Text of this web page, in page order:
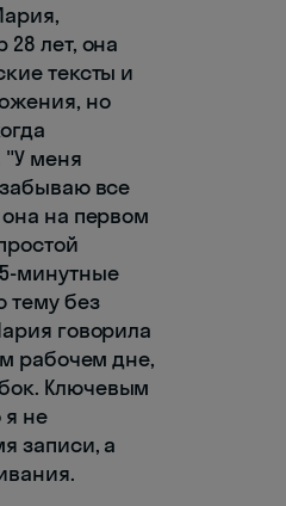
лет, она
тексты и
но
"У меня
все
на первом
минутные
тему без
говорила
рабочем дне,
Ключевым
я не
записи, а